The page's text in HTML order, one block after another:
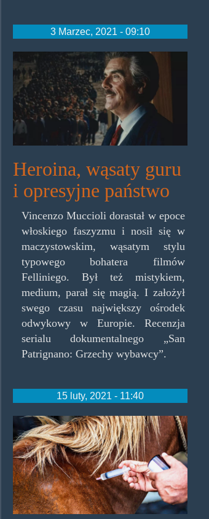
3 Marzec, 2021 - 09:10
sanpa.jpg
Heroina, wąsaty guru
i opresyjne państwo
Vincenzo Muccioli dorastał w epoce
włoskiego faszyzmu i nosił się w
maczystowskim, wąsatym stylu
typowego bohatera filmów
Felliniego. Był też mistykiem,
medium, parał się magią. I założył
swego czasu największy ośrodek
odwykowy w Europie. Recenzja
serialu dokumentalnego „San
Patrignano: Grzechy wybawcy”.
15 luty, 2021 - 11:40
xylazinehorse.jpg